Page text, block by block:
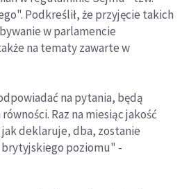
Podkreślił, że przyjęcie takich
w parlamencie
na tematy zawarte w
na pytania, będą
Raz na miesiąc jakość
deklaruje, dba, zostanie
poziomu" -